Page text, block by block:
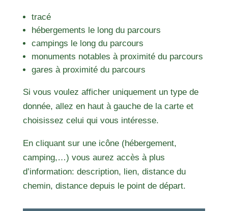
tracé
hébergements le long du parcours
campings le long du parcours
monuments notables à proximité du parcours
gares à proximité du parcours
Si vous voulez afficher uniquement un type de
donnée, allez en haut à gauche de la carte et
choisissez celui qui vous intéresse.
En cliquant sur une icône (hébergement,
camping,…) vous aurez accès à plus
d’information: description, lien, distance du
chemin, distance depuis le point de départ.